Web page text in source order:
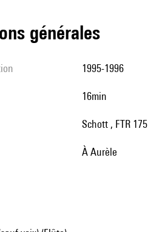
générales
1995-1996
16min
Schott , FTR 175
à Aurèle